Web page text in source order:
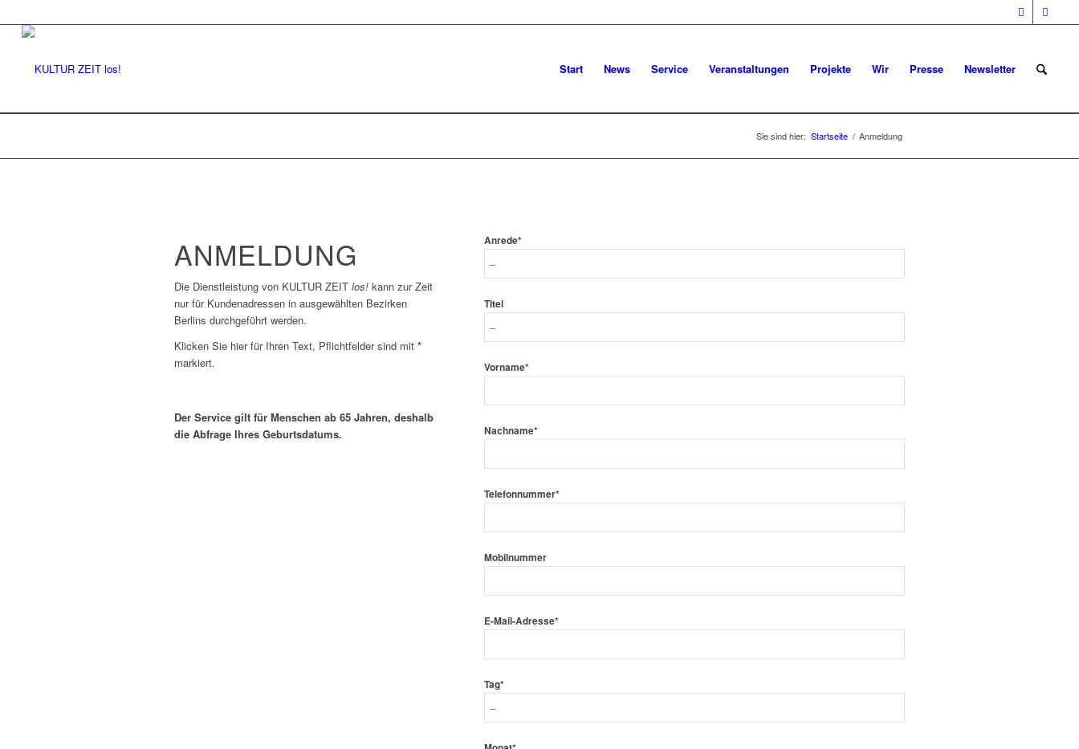
Start News Service Veranstaltungen Projekte Wir Presse Newsletter
Sie sind hier: Startseite / Anmeldung
ANMELDUNG
Die Dienstleistung von KULTUR ZEIT los! kann zur Zeit
nur für Kundenadressen in ausgewählten Bezirken
Berlins durchgeführt werden.
Klicken Sie hier für Ihren Text, Pflichtfelder sind mit *
markiert.
Der Service gilt für Menschen ab 65 Jahren, deshalb
die Abfrage Ihres Geburtsdatums.
Anrede*
Titel
Vorname*
Nachname*
Telefonnummer*
Mobilnummer
E-Mail-Adresse*
Tag*